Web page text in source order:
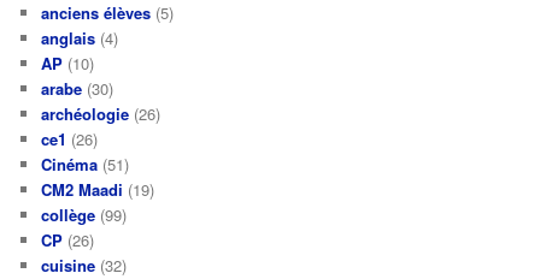
anciens élèves (5)
anglais (4)
AP (10)
arabe (30)
archéologie (26)
ce1 (26)
Cinéma (51)
CM2 Maadi (19)
collège (99)
CP (26)
cuisine (32)